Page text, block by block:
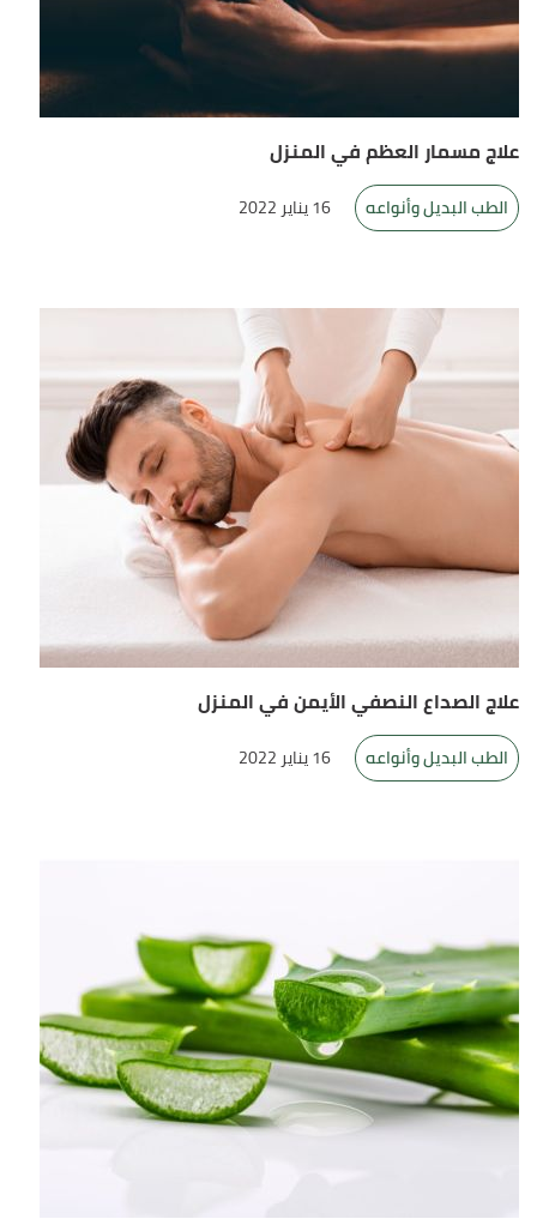
علاج مسمار العظم في المنزل
الطب البديل وأنواعه 16 يناير 2022
علاج الصداع النصفي الأيمن في المنزل
الطب البديل وأنواعه 16 يناير 2022